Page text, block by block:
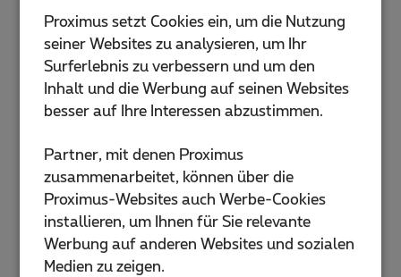
Proximus setzt Cookies ein, um die Nutzung
seiner Websites zu analysieren, um Ihr
Surferlebnis zu verbessern und um den
Inhalt und die Werbung auf seinen Websites
besser auf Ihre Interessen abzustimmen.
Partner, mit denen Proximus
zusammenarbeitet, können über die
Proximus-Websites auch Werbe-Cookies
installieren, um Ihnen für Sie relevante
Werbung auf anderen Websites und sozialen
Medien zu zeigen.